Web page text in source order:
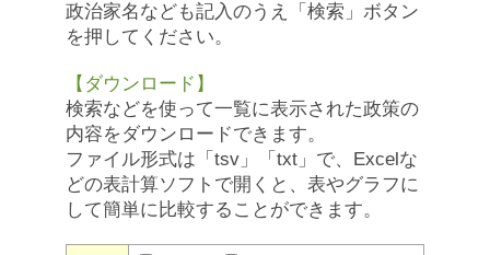
政治家名なども記入のうえ「検索」ボタン
を押してください。
【ダウンロード】
検索などを使って一覧に表示された政策の
内容をダウンロードできます。
ファイル形式は「tsv」「txt」で、Excelな
どの表計算ソフトで開くと、表やグラフに
して簡単に比較することができます。